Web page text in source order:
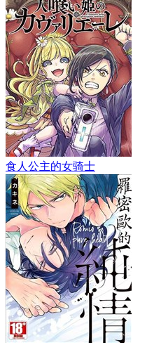
食人公主的女骑士